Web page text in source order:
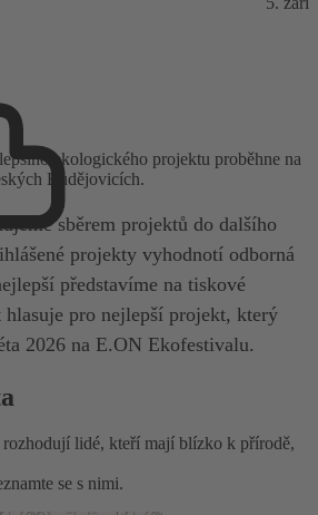
ekologického projektu proběhne na
Budějovicích.
sběrem projektů do dalšího
projekty vyhodnotí odborná
představíme na tiskové
hlasuje pro nejlepší projekt, který
2026 na E.ON Ekofestivalu.
lidé, kteří mají blízko k přírodě,
se s nimi.